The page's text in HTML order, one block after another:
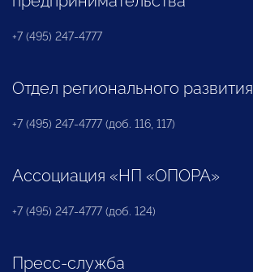
+7 (495) 247-4777
Отдел регионального развития
+7 (495) 247-4777 (доб. 116, 117)
Ассоциация «НП «ОПОРА»
+7 (495) 247-4777 (доб. 124)
Пресс-служба